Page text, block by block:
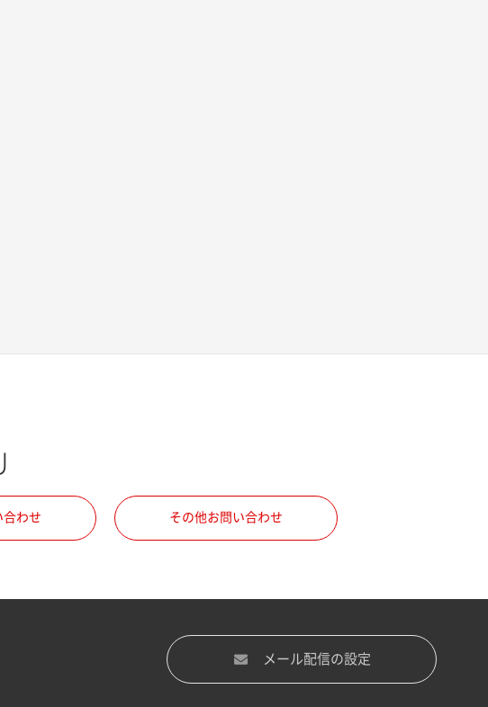
合わせ その他お問い合わせ
メール配信の設定